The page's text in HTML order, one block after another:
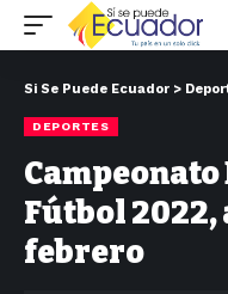
Si Se Puede Ecuador >
DEPORTES
Fútbol 2022,
febrero